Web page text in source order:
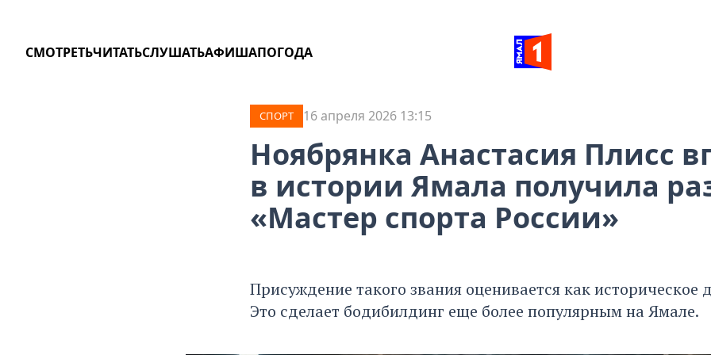
СМОТРЕТЬЧИТАТЬСЛУШАТЬАФИШАПОГОДА
СПОРТ 16 апреля 2026 13:15
Ноябрянка Анастасия Плисс
в истории Ямала получила
«Мастер спорта России»
Присуждение такого звания оценивается как историческое
Это сделает бодибилдинг еще более популярным на Ямале.